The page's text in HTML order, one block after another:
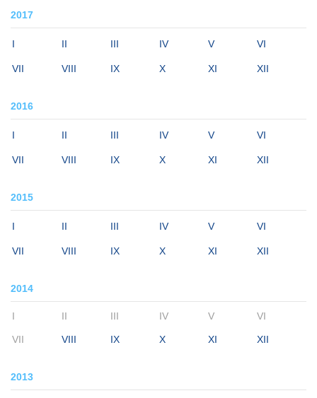
2017
I II III IV V VI
VII VIII IX X XI XII
2016
I II III IV V VI
VII VIII IX X XI XII
2015
I II III IV V VI
VII VIII IX X XI XII
2014
I II III IV V VI
VII VIII IX X XI XII
2013